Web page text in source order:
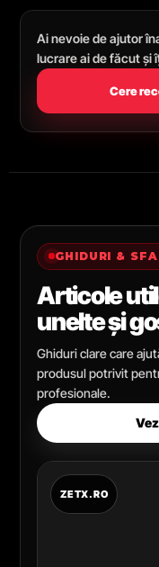
Ai nevoie de ajutor
lucrare ai de făcut și
Cere
GHIDURI &
Articole
unelte și
Ghiduri clare care
produsul potrivit
profesionale.